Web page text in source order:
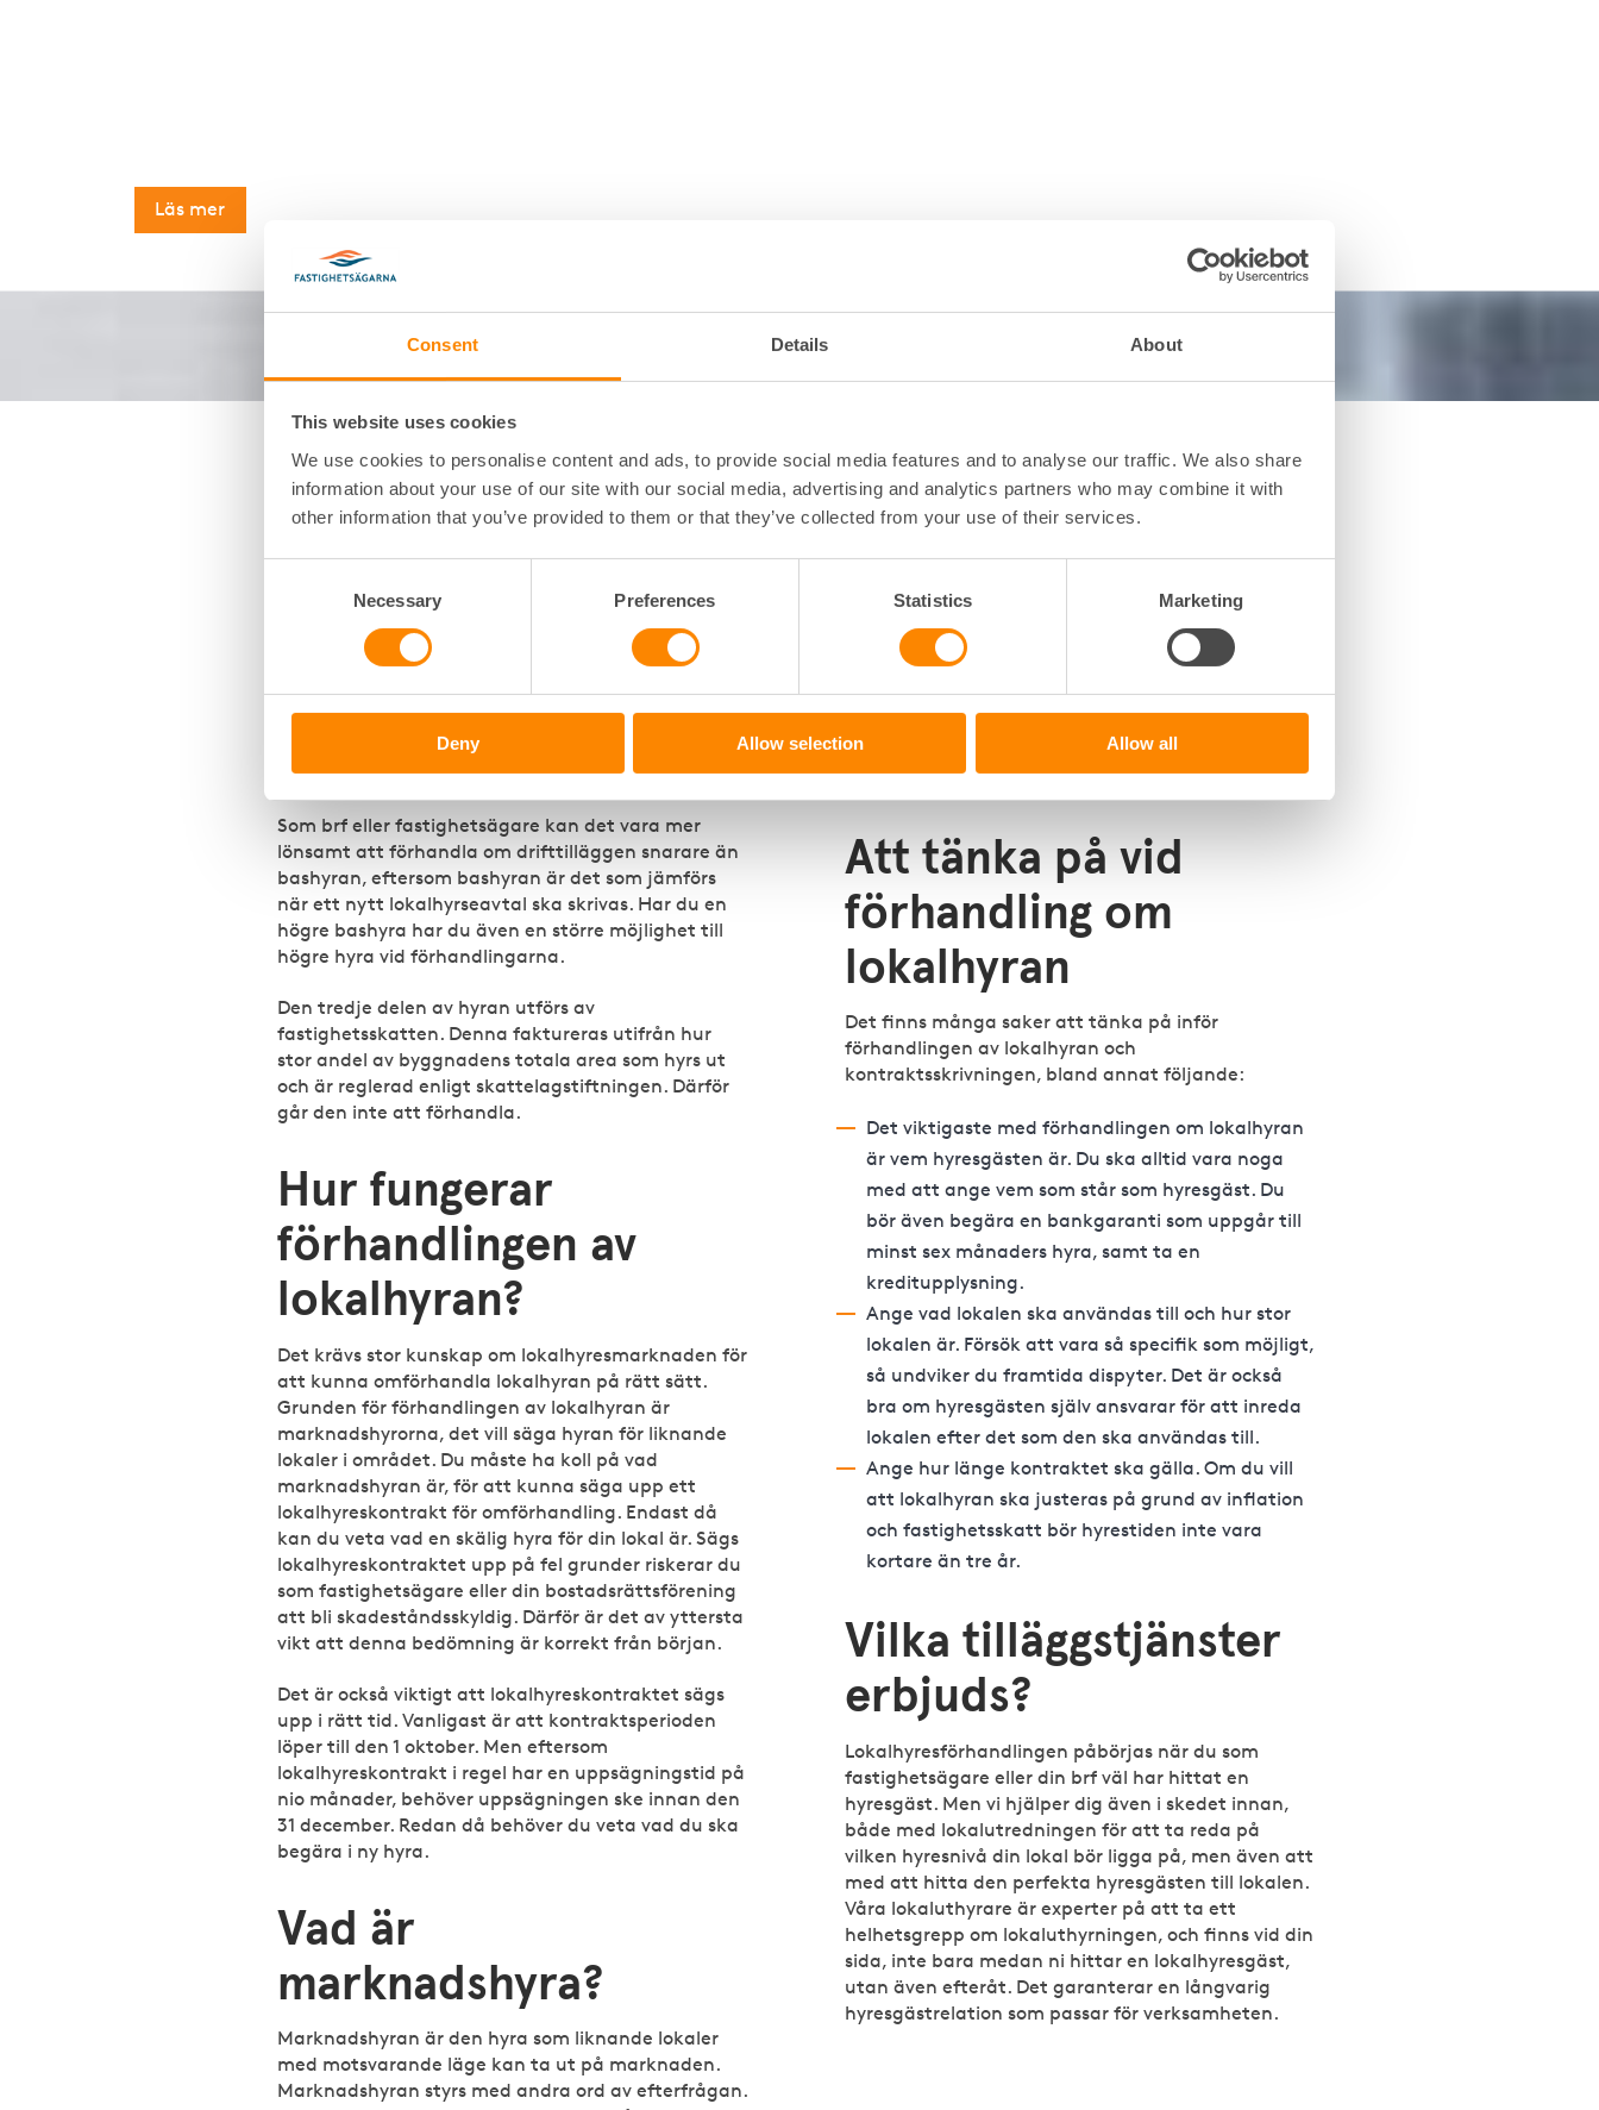
Consent Details About
This website uses cookies
We use cookies to personalise content and ads, to provide social media features and to analyse our traffic. We also share
information about your use of our site with our social media, advertising and analytics partners who may combine it with
other information that you’ve provided to them or that they’ve collected from your use of their services.
Necessary Preferences Statistics Marketing
Deny Allow selection Allow all
Läs mer
Vad är lokalhyra?
Lokalhyran består av tre delar: bashyra, driftstillägg
och fastighetsskatt. Bashyran kallas ibland för
kallhyra, och är med andra ord hyran utan
drifttillägg, såsom värme, skötsel, el och vatten.
Bashyran beräknas varje år eller kvartal utifrån
KPI:er, medan drifttilläggen beräknas utifrån ett
index för prisutvecklingen i producent- och
importledet. Andra typer av drifttillägg är lokalvård,
snöröjning och ventilationskontroller.
Som brf eller fastighetsägare kan det vara mer
lönsamt att förhandla om drifttilläggen snarare än
bashyran, eftersom bashyran är det som jämförs
när ett nytt lokalhyrseavtal ska skrivas. Har du en
högre bashyra har du även en större möjlighet till
högre hyra vid förhandlingarna.
Den tredje delen av hyran utförs av
fastighetsskatten. Denna faktureras utifrån hur
stor andel av byggnadens totala area som hyrs ut
och är reglerad enligt skattelagstiftningen. Därför
går den inte att förhandla.
Hur fungerar
förhandlingen av
lokalhyran?
Det krävs stor kunskap om lokalhyresmarknaden för
att kunna omförhandla lokalhyran på rätt sätt.
Grunden för förhandlingen av lokalhyran är
marknadshyrorna, det vill säga hyran för liknande
lokaler i området. Du måste ha koll på vad
marknadshyran är, för att kunna säga upp ett
lokalhyreskontrakt för omförhandling. Endast då
kan du veta vad en skälig hyra för din lokal är. Sägs
lokalhyreskontraktet upp på fel grunder riskerar du
som fastighetsägare eller din bostadsrättsförening
att bli skadeståndsskyldig. Därför är det av yttersta
vikt att denna bedömning är korrekt från början.
Det är också viktigt att lokalhyreskontraktet sägs
upp i rätt tid. Vanligast är att kontraktsperioden
löper till den 1 oktober. Men eftersom
lokalhyreskontrakt i regel har en uppsägningstid på
nio månader, behöver uppsägningen ske innan den
31 december. Redan då behöver du veta vad du ska
begära i ny hyra.
Vad är
marknadshyra?
Marknadshyran är den hyra som liknande lokaler
med motsvarande läge kan ta ut på marknaden.
Marknadshyran styrs med andra ord av efterfrågan.
Fördelar med
förhandling av
lokalhyran
fastighetsägares eller bostadsrättsförenings
lokalhyran är att du ser till att du får den intäkt
som din lokal är värd.
Att tänka på vid
förhandling om
lokalhyran
Det finns många saker att tänka på inför
förhandlingen av lokalhyran och
kontraktsskrivningen, bland annat följande:
Det viktigaste med förhandlingen om lokalhyran
är vem hyresgästen är. Du ska alltid vara noga
med att ange vem som står som hyresgäst. Du
bör även begära en bankgaranti som uppgår till
minst sex månaders hyra, samt ta en
kreditupplysning.
Ange vad lokalen ska användas till och hur stor
lokalen är. Försök att vara så specifik som möjligt,
så undviker du framtida dispyter. Det är också
bra om hyresgästen själv ansvarar för att inreda
lokalen efter det som den ska användas till.
Ange hur länge kontraktet ska gälla. Om du vill
att lokalhyran ska justeras på grund av inflation
och fastighetsskatt bör hyrestiden inte vara
kortare än tre år.
Vilka tilläggstjänster
erbjuds?
Lokalhyresförhandlingen påbörjas när du som
fastighetsägare eller din brf väl har hittat en
hyresgäst. Men vi hjälper dig även i skedet innan,
både med lokalutredningen för att ta reda på
vilken hyresnivå din lokal bör ligga på, men även att
med att hitta den perfekta hyresgästen till lokalen.
Våra lokaluthyrare är experter på att ta ett
helhetsgrepp om lokaluthyrningen, och finns vid din
sida, inte bara medan ni hittar en lokalhyresgäst,
utan även efteråt. Det garanterar en långvarig
hyresgästrelation som passar för verksamheten.